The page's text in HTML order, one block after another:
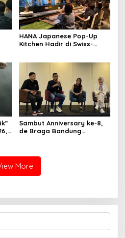
HANA Japanese Pop-Up
Kitchen Hadir di Swiss-
Pengalaman Omakase
Eksklusif
Sambut Anniversary ke-8,
de Braga Bandung
More